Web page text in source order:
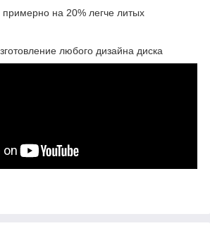
на 20% легче литых
любого дизайна диска